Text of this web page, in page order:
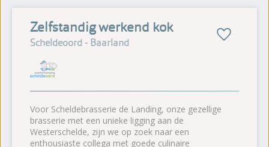
Zelfstandig werkend kok
Scheldeoord - Baarland
Voor Scheldebrasserie de Landing, onze gezellige
brasserie met een unieke ligging aan de
Westerschelde, zijn we op zoek naar een
enthousiaste collega met goede culinaire